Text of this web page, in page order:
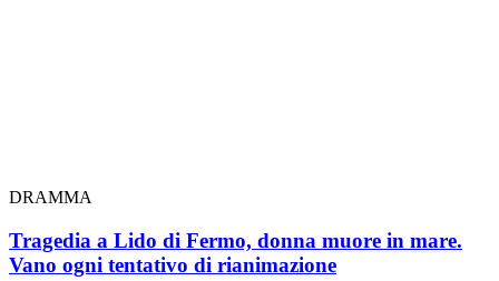
DRAMMA
Tragedia a Lido di Fermo, donna muore in mare.
Vano ogni tentativo di rianimazione